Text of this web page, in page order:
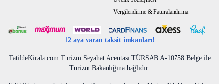
Vergilendirme & Faturalandırma
12 aya varan taksit imkanları!
TatildeKirala.com Turizm Seyahat Acentası TÜRSAB A-10758 Belge ile
Turizm Bakanlığına bağlıdır.